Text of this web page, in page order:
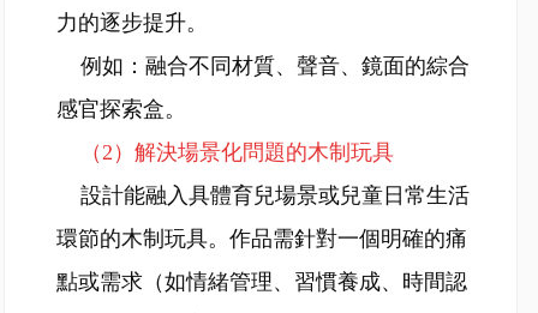
力的逐步提升。
例如：融合不同材質、聲音、鏡面的綜合
感官探索盒。
（2）解決場景化問題的木制玩具
設計能融入具體育兒場景或兒童日常生活
環節的木制玩具。作品需針對一個明確的痛
點或需求（如情緒管理、習慣養成、時間認